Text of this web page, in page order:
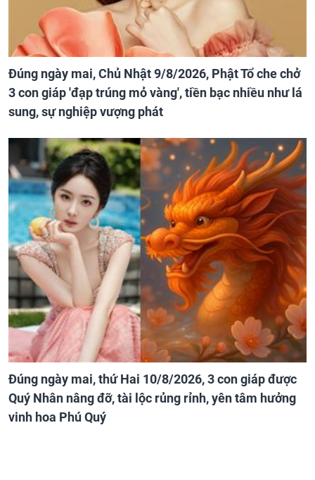
Đúng ngày mai, Chủ Nhật 9/8/2026, Phật Tổ che chở
3 con giáp 'đạp trúng mỏ vàng', tiền bạc nhiều như lá
sung, sự nghiệp vượng phát
Đúng ngày mai, thứ Hai 10/8/2026, 3 con giáp được
Quý Nhân nâng đỡ, tài lộc rủng rỉnh, yên tâm hưởng
vinh hoa Phú Quý